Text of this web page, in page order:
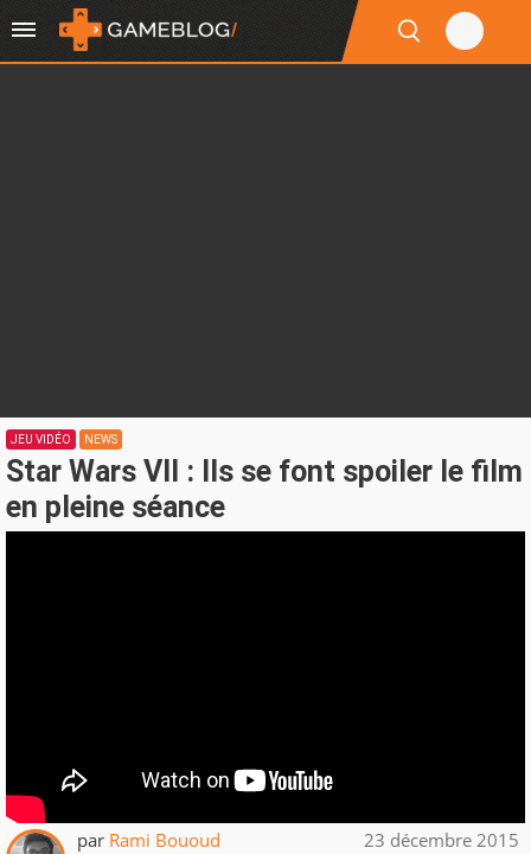
JEU VIDÉO NEWS
Star Wars VII : Ils se font spoiler le film
en pleine séance
par Rami Bououd 23 décembre 2015